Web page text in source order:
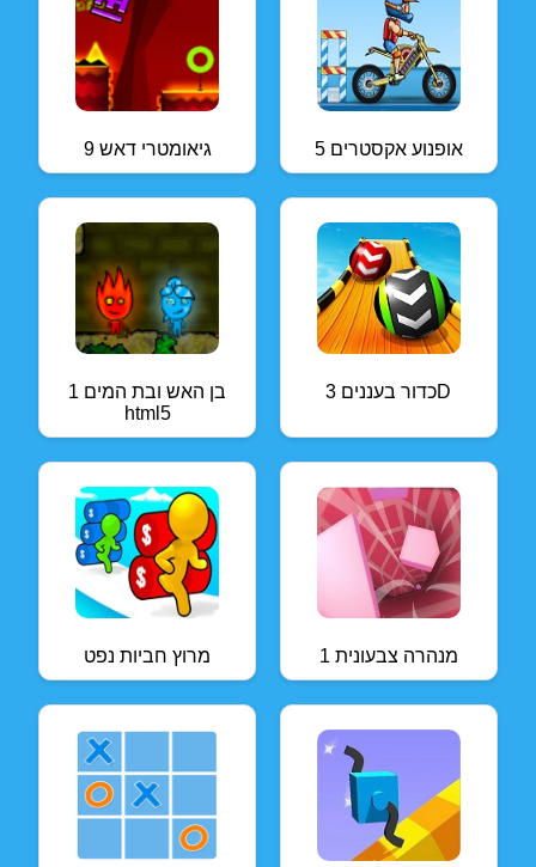
גיאומטרי דאש 9 אופנוע אקסטרים 5
בן האש ובת המים 1
html5
כדור בעננים 3D
מרוץ חביות נפט מנהרה צבעונית 1